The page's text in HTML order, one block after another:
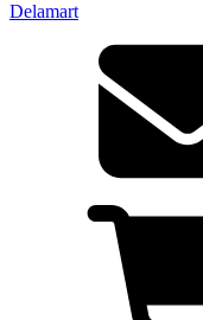
Delamart